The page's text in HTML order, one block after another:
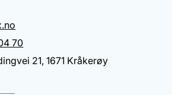
70
21, 1671 Kråkerøy